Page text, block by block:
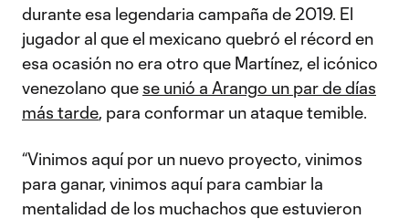
durante esa legendaria campaña de 2019. El
jugador al que el mexicano quebró el récord en
esa ocasión no era otro que Martínez, el icónico
venezolano que se unió a Arango un par de días
más tarde, para conformar un ataque temible.
“Vinimos aquí por un nuevo proyecto, vinimos
para ganar, vinimos aquí para cambiar la
mentalidad de los muchachos que estuvieron